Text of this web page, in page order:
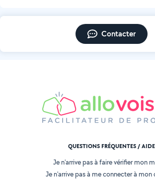
Contacter
QUESTIONS FRÉQUENTES / AIDE
Je n'arrive pas à faire vérifier mon
Je n'arrive pas à me connecter à